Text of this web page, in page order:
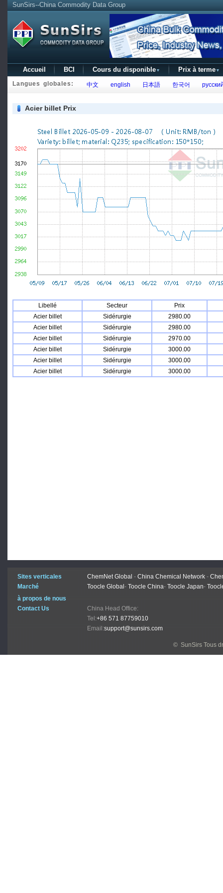
SunSirs--China Commodity Data Group
Accueil BCI Cours du disponible ▼ Prix à terme ▼
Langues globales: 中文 english 日本語 한국어
Acier billet Prix
Libellé Secteur
Prix
Acier billet
Sidérurgie
2980.00
Acier billet
Sidérurgie
2980.00
Acier billet
Sidérurgie
2970.00
Acier billet
Sidérurgie
3000.00
Acier billet
Sidérurgie
3000.00
Acier billet
Sidérurgie 3000.00
Sites verticales ChemNet Global - China Chemical Network -
Marché
Toocle Global - Toocle China- Toocle Japan-
à propos de nous
Contact Us
China Head Office:
Tel:+86 571 87759010
Email:support@sunsirs.com
© SunSirs Tous